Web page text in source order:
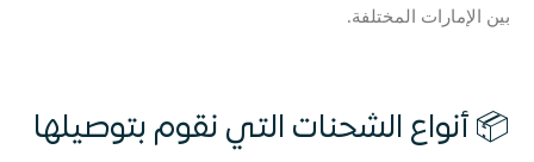
بين الإمارات المختلفة.
📦 أنواع الشحنات التي نقوم بتوصيلها